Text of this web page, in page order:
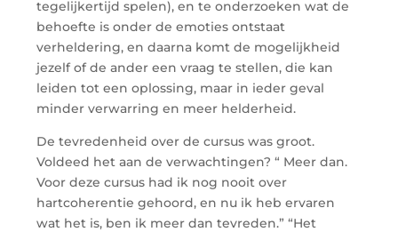
tegelijkertijd spelen), en te onderzoeken wat de
behoefte is onder de emoties ontstaat
verheldering, en daarna komt de mogelijkheid
jezelf of de ander een vraag te stellen, die kan
leiden tot een oplossing, maar in ieder geval
minder verwarring en meer helderheid.
De tevredenheid over de cursus was groot.
Voldeed het aan de verwachtingen? “ Meer dan.
Voor deze cursus had ik nog nooit over
hartcoherentie gehoord, en nu ik heb ervaren
wat het is, ben ik meer dan tevreden.” “Het